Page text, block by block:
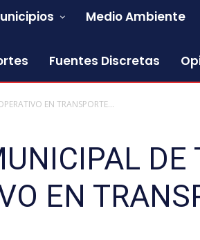
Medio Ambiente
Fuentes Discretas
EN TRANSPORTE...
DE
EN